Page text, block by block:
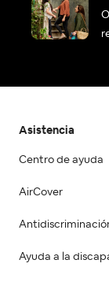
Asistencia
Centro de ayuda
AirCover
Ayuda a la